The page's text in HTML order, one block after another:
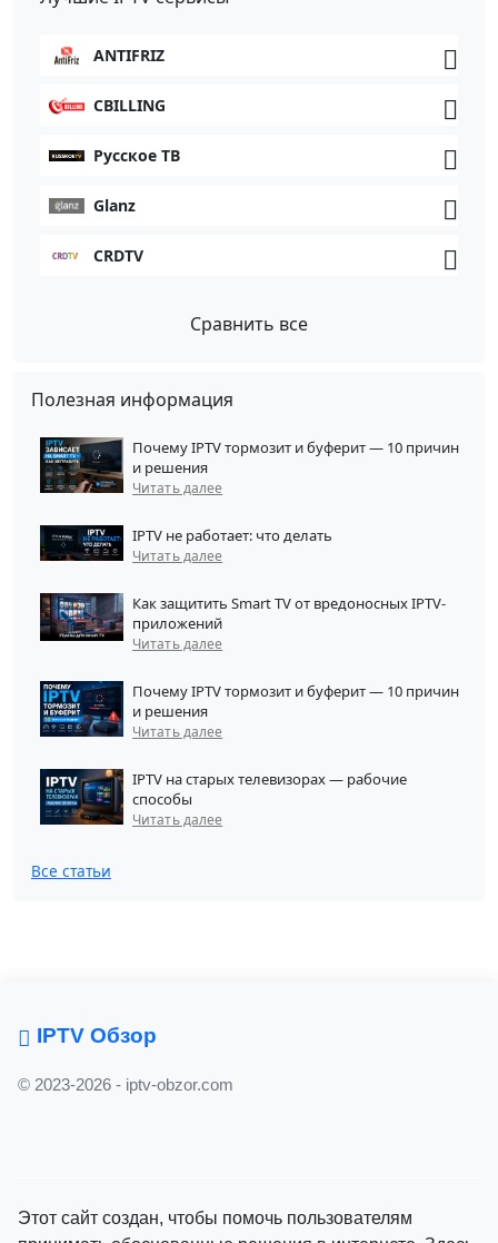
ANTIFRIZ
CBILLING
Русское ТВ
Glanz
CRDTV
Сравнить все
Полезная информация
Почему IPTV тормозит и буферит — 10 причин
и решения
Читать далее
IPTV не работает: что делать
Читать далее
Как защитить Smart TV от вредоносных IPTV-
приложений
Читать далее
Почему IPTV тормозит и буферит — 10 причин
и решения
Читать далее
IPTV на старых телевизорах — рабочие
способы
Читать далее
Все статьи
IPTV Обзор
© 2023-2026 - iptv-obzor.com
Этот сайт создан, чтобы помочь пользователям